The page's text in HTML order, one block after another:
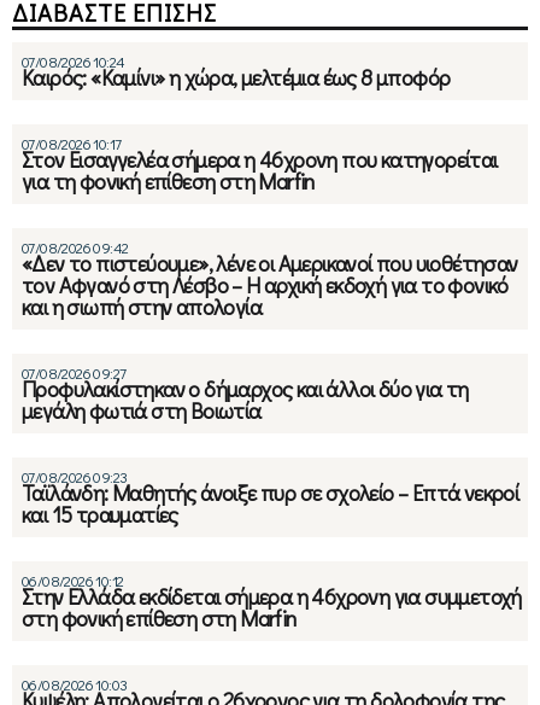
ΔΙΑΒΑΣΤΕ ΕΠΙΣΗΣ
07/08/2026 10:24
Καιρός: «Καμίνι» η χώρα, μελτέμια έως 8 μποφόρ
07/08/2026 10:17
Στον Εισαγγελέα σήμερα η 46χρονη που κατηγορείται
για τη φονική επίθεση στη Marfin
07/08/2026 09:42
«Δεν το πιστεύουμε», λένε οι Αμερικανοί που υιοθέτησαν
τον Αφγανό στη Λέσβο – Η αρχική εκδοχή για το φονικό
και η σιωπή στην απολογία
07/08/2026 09:27
Προφυλακίστηκαν ο δήμαρχος και άλλοι δύο για τη
μεγάλη φωτιά στη Βοιωτία
07/08/2026 09:23
Ταϊλάνδη: Μαθητής άνοιξε πυρ σε σχολείο – Επτά νεκροί
και 15 τραυματίες
06/08/2026 10:12
Στην Ελλάδα εκδίδεται σήμερα η 46χρονη για συμμετοχή
στη φονική επίθεση στη Marfin
06/08/2026 10:03